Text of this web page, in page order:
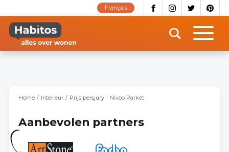
naar
inhoud
gaan
Français
Home Interieur Prijs persjury - Nivoo Parket
Aanbevolen partners